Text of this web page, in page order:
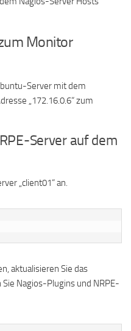
Monitor
Server mit dem
„172.16.0.6“ zum
Server auf dem
„client01“ an.
aktualisieren Sie das
Nagios-Plugins und NRPE-